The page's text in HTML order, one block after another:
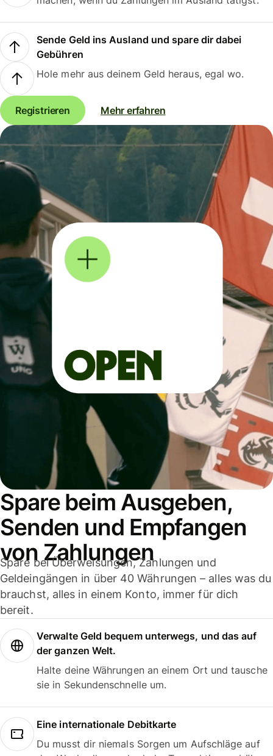
Sende Geld ins Ausland und spare dir dabei
Gebühren
Hole mehr aus deinem Geld heraus, egal wo.
Registrieren Mehr erfahren
Spare beim Ausgeben,
Senden und Empfangen
von Zahlungen
Spare bei Überweisungen, Zahlungen und
Geldeingängen in über 40 Währungen – alles was du
brauchst, alles in einem Konto, immer für dich
bereit.
Verwalte Geld bequem unterwegs, und das auf
der ganzen Welt.
Halte deine Währungen an einem Ort und tausche
sie in Sekundenschnelle um.
Eine internationale Debitkarte
Du musst dir niemals Sorgen um Aufschläge auf